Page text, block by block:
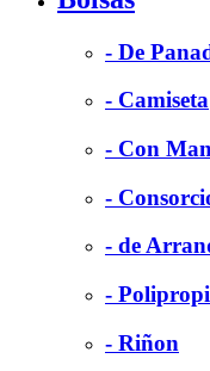
- De
- Camiseta
- Con
-
- de
-
- Riñon